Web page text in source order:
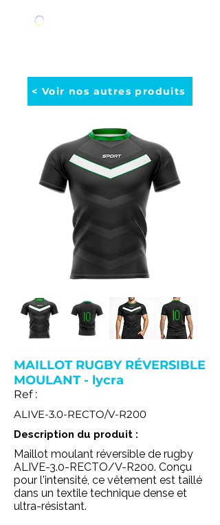
< Voir nos autres produits
MAILLOT RUGBY RÉVERSIBLE
MOULANT - lycra
Ref :
ALIVE-3.0-RECTO/V-R200
Description du produit :
Maillot moulant réversible de rugby
ALIVE-3.0-RECTO/V-R200. Conçu
pour l'intensité, ce vêtement est taillé
dans un textile technique dense et
ultra-résistant.